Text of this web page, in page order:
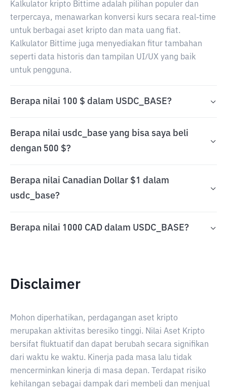
Kalkulator kripto Bittime adalah pilihan populer dan
terpercaya, menawarkan konversi kurs secara real-time
untuk berbagai aset kripto dan mata uang fiat.
Kalkulator Bittime juga menyediakan fitur tambahan
seperti data historis dan tampilan UI/UX yang baik
untuk pengguna.
Berapa nilai 100 $ dalam USDC_BASE?
Berapa nilai usdc_base yang bisa saya beli
dengan 500 $?
Berapa nilai Canadian Dollar $1 dalam
usdc_base?
Berapa nilai 1000 CAD dalam USDC_BASE?
Disclaimer
Mohon diperhatikan, perdagangan aset kripto
merupakan aktivitas beresiko tinggi. Nilai Aset Kripto
bersifat fluktuatif dan dapat berubah secara signifikan
dari waktu ke waktu. Kinerja pada masa lalu tidak
mencerminkan kinerja di masa depan. Terdapat risiko
kehilangan sebagai dampak dari membeli dan menjual